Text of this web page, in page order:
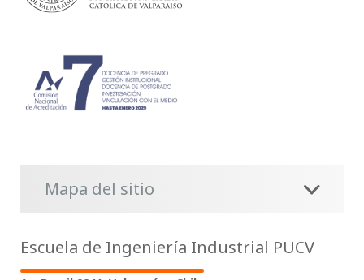
Mapa del sitio
Escuela de Ingeniería Industrial PUCV